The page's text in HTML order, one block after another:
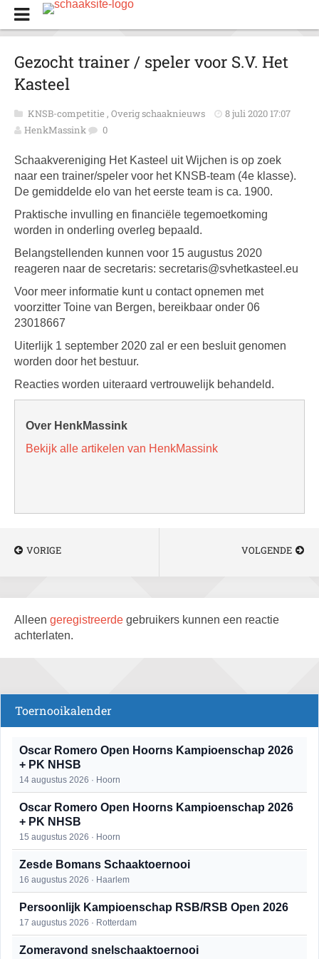
Gezocht trainer / speler voor S.V. Het
Kasteel
KNSB-competitie , Overig schaaknieuws
8 juli 2020 17:07
HenkMassink
0
Schaakvereniging Het Kasteel uit Wijchen is op zoek
naar een trainer/speler voor het KNSB-team (4e klasse).
De gemiddelde elo van het eerste team is ca. 1900.
Praktische invulling en financiële tegemoetkoming
worden in onderling overleg bepaald.
Belangstellenden kunnen voor 15 augustus 2020
reageren naar de secretaris: secretaris@svhetkasteel.eu
Voor meer informatie kunt u contact opnemen met
voorzitter Toine van Bergen, bereikbaar onder 06
23018667
Uiterlijk 1 september 2020 zal er een besluit genomen
worden door het bestuur.
Reacties worden uiteraard vertrouwelijk behandeld.
Over HenkMassink
Bekijk alle artikelen van HenkMassink
VORIGE VOLGENDE
Alleen geregistreerde gebruikers kunnen een reactie
achterlaten.
Toernooikalender
Oscar Romero Open Hoorns Kampioenschap 2026
+ PK NHSB
14 augustus 2026 · Hoorn
Oscar Romero Open Hoorns Kampioenschap 2026
+ PK NHSB
15 augustus 2026 · Hoorn
Zesde Bomans Schaaktoernooi
16 augustus 2026 · Haarlem
Persoonlijk Kampioenschap RSB/RSB Open 2026
17 augustus 2026 · Rotterdam
Zomeravond snelschaaktoernooi